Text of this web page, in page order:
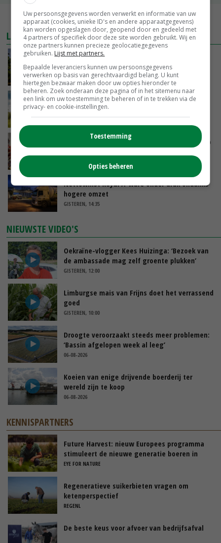
MEER MARKTPRIJZEN
LAATSTE NIEUWS
Kamervragen over onttrekkingsverbod,
minister spreekt van ‘ondernemersrisico’
GISTEREN, 16:27
‘Rendement van Krullvarkens komt van de
overkant’
GISTEREN, 15:30
Oorlogen en El Niño stuwen voedselprijzen op
Nettowinst Royal A-ware onder druk ondanks
hogere omzet
GISTEREN, 14:35
NIEUWSTE VIDEO'S
Oekraïne-vlogger Kees Huizinga: ‘Bezoek van
de ambassade mag zelf groente plukken’
GISTEREN, 12:00
Limburgse mais van Frijns doet het verrassend
goed
GISTEREN, 10:00
Droogte veroorzaakt steeds meer problemen:
‘Bassin afgelopen week al leeg’
06-08-2026
Koeien van enige drijvende boerderij ter
wereld zijn te koop
06-08-2026
KENNISPARTNERS
Future Harvest: nieuw Europees programma
stimuleert de nieuwe generatie boeren in
Nederland
EYE FOR NATURE
Regeneratieve suikerbieten vragen om
ketenperspectief
REGENL
De beste keus voor afvoer van bedrijfsafval
Uw persoonsgegevens worden verwerkt en informatie van uw
apparaat (cookies, unieke ID's en andere apparaatgegevens)
kan worden opgeslagen door, geopend door en gedeeld met
4 partners of specifiek door deze site worden gebruikt. Wij en
onze partners kunnen precieze geolocatiegegevens
gebruiken. Lijst met partners.
Bepaalde leveranciers kunnen uw persoonsgegevens
verwerken op basis van gerechtvaardigd belang. U kunt
hiertegen bezwaar maken door uw opties hieronder te
beheren. Zoek onderaan deze pagina of in het sitemenu naar
een link om uw toestemming te beheren of in te trekken via de
privacy- en cookie-instellingen.
Toestemming
Opties beheren